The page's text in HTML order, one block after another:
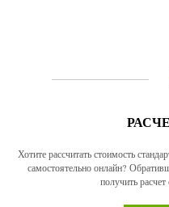
Хотите рассчитать стоимость
самостоятельно онлайн?
получить